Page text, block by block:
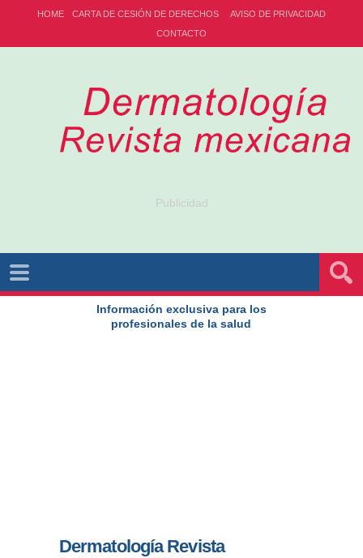
HOME CARTA DE CESIÓN DE DERECHOS
AVISO DE PRIVACIDAD
CONTACTO
Publicidad
Información exclusiva para los
profesionales de la salud
Dermatología Revista